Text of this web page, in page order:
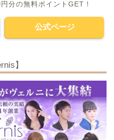
分の無料ポイントGET！
公式ページ
】